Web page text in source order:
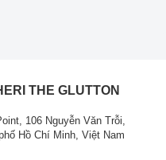
THE GLUTTON
106 Nguyễn Văn Trỗi,
Hồ Chí Minh, Việt Nam